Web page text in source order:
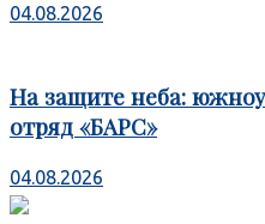
04.08.2026
На защите неба:
отряд «БАРС»
04.08.2026